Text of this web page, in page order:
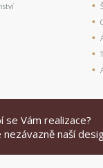
se Vám realizace?
naší